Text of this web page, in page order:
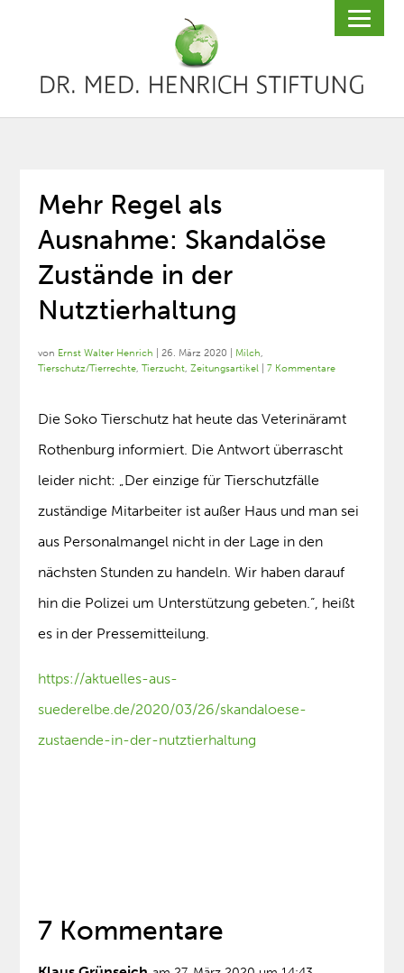
Mehr Regel als
Ausnahme: Skandalöse
Zustände in der
Nutztierhaltung
von Ernst Walter Henrich |26. März 2020 Milch,
Tierschutz/Tierrechte,Tierzucht,Zeitungsartikel |7 Kommentare
Die Soko Tierschutz hat heute das Veterinäramt
Rothenburg informiert. Die Antwort überrascht
leider nicht: „Der einzige für Tierschutzfälle
zuständige Mitarbeiter ist außer Haus und man sei
aus Personalmangel nicht in der Lage in den
nächsten Stunden zu handeln. Wir haben darauf
hin die Polizei um Unterstützung gebeten.“, heißt
es in der Pressemitteilung.
https://aktuelles-aus-
suederelbe.de/2020/03/26/skandaloese-
zustaende-in-der-nutztierhaltung
7 Kommentare